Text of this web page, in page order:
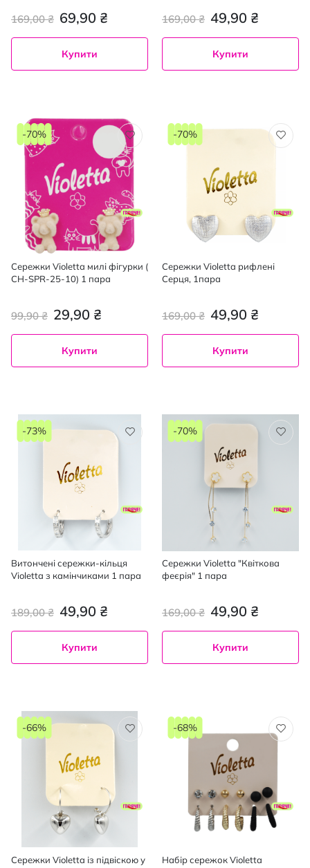
69,90 ₴
169,00 ₴
Купити
49,90 ₴
169,00 ₴
Купити
Сережки Violetta милі фігурки (
CH-SPR-25-10) 1 пара
29,90 ₴
99,90 ₴
-70%
Купити
Сережки Violetta рифлені
Серця, 1пара
49,90 ₴
169,00 ₴
-70%
Купити
Витончені сережки-кільця
Violetta з камінчиками 1 пара
49,90 ₴
189,00 ₴
-73%
Купити
Сережки Violetta "Квіткова
феєрія" 1 пара
49,90 ₴
169,00 ₴
-70%
Купити
Сережки Violetta із підвіскою у
-66%
Набір сережок Violetta
-68%